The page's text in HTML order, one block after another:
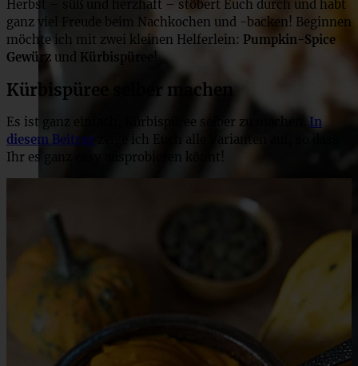
Herbst – süß und herzhaft – stöbert Euch durch und habt
ganz viel Freude beim Nachkochen und -backen! Beginnen
möchte ich mit zwei kleinen Helferlein: Pumpkin-Spice
Gewürz und Kürbispüree
Kürbispüree selber machen
Es ist ganz einfach, Kürbispüree selber zu machen. In
diesem Beitrag zeige ich Euch alle Varianten auf, so dass
Ihr es ganz easy ausprobieren könnt!